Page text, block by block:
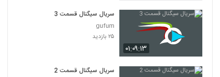
۰۱:۰۹:۱۳
سریال سیگنال قسمت 3
gufum
۲۵ بازدید
سریال سیگنال قسمت 2